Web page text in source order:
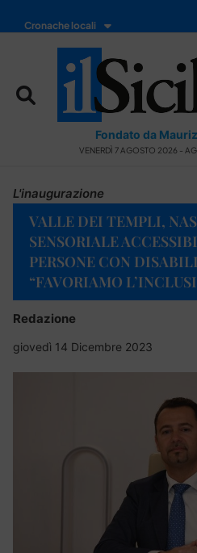
Cronache locali
Fondato da
VENERDÌ 7 AGOSTO 2026 -
L'inaugurazione
VALLE DEI TEMPLI,
SENSORIALE
PERSONE CON
“FAVORIAMO
Redazione
giovedì 14 Dicembre 2023